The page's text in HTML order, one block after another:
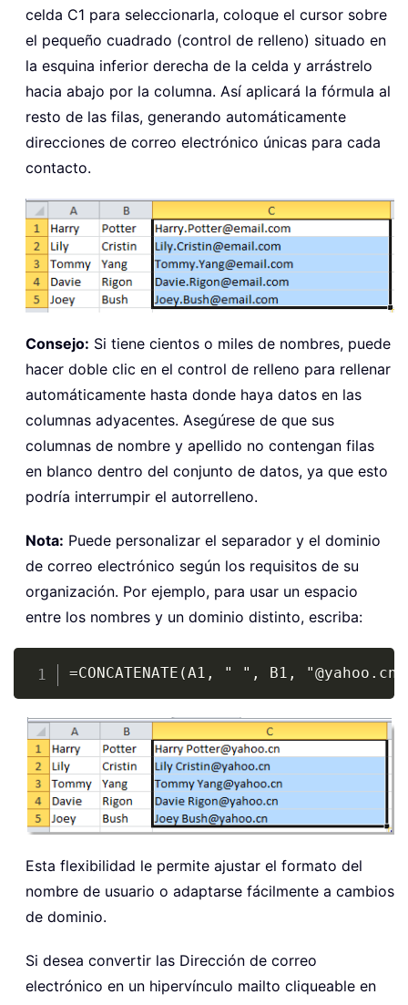
celda C1 para seleccionarla, coloque el cursor sobre
el pequeño cuadrado (control de relleno) situado en
la esquina inferior derecha de la celda y arrástrelo
hacia abajo por la columna. Así aplicará la fórmula al
resto de las filas, generando automáticamente
direcciones de correo electrónico únicas para cada
contacto.
Consejo: Si tiene cientos o miles de nombres, puede
hacer doble clic en el control de relleno para rellenar
automáticamente hasta donde haya datos en las
columnas adyacentes. Asegúrese de que sus
columnas de nombre y apellido no contengan filas
en blanco dentro del conjunto de datos, ya que esto
podría interrumpir el autorrelleno.
Nota: Puede personalizar el separador y el dominio
de correo electrónico según los requisitos de su
organización. Por ejemplo, para usar un espacio
entre los nombres y un dominio distinto, escriba:
=CONCATENATE(A1, " ", B1, Copy
Esta flexibilidad le permite ajustar el formato del
nombre de usuario o adaptarse fácilmente a cambios
de dominio.
Si desea convertir las Dirección de correo
electrónico en un hipervínculo mailto cliqueable en